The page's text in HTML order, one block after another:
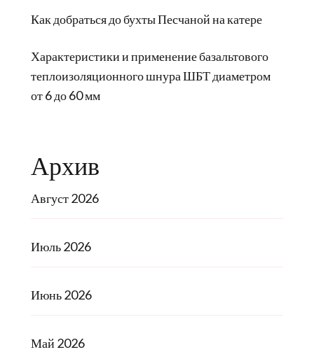
Как добраться до бухты Песчаной на катере
Характеристики и применение базальтового
теплоизоляционного шнура ШБТ диаметром
от 6 до 60 мм
Архив
Август 2026
Июль 2026
Июнь 2026
Май 2026